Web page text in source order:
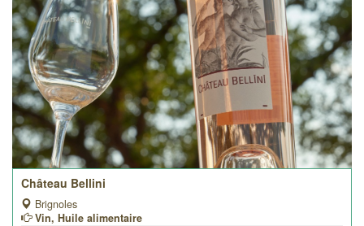
Château Bellini
Brignoles
Vin, Huile alimentaire